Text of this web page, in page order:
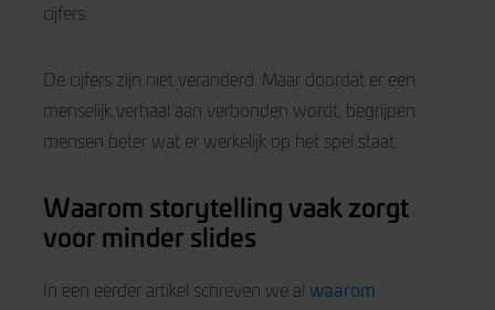
cijfers.
De cijfers zijn niet veranderd. Maar doordat er een
menselijk verhaal aan verbonden wordt, begrijpen
mensen beter wat er werkelijk op het spel staat.
Waarom storytelling vaak zorgt
voor minder slides
In een eerder artikel schreven we al waarom